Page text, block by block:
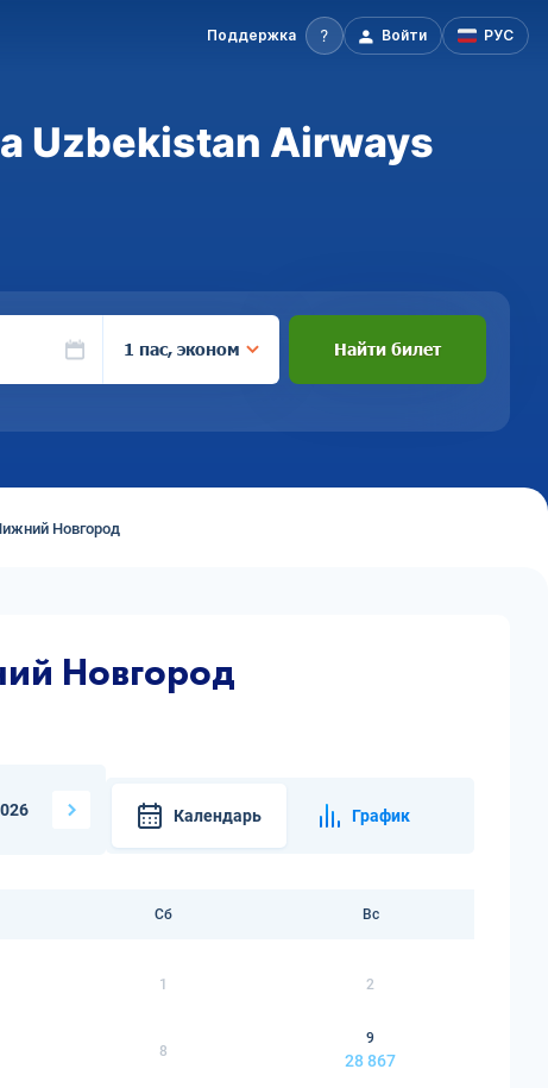
Поддержка Войти РУС
Uzbekistan Airways
1 пас, эконом Найти билет
Новгород
Новгород
Календарь График
Сб Вс
1 2
8
9
28 867